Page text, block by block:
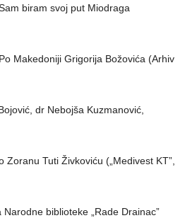
biram svoj put Miodraga
Makedoniji Grigorija Božovića (Arhiv
dr Nebojša Kuzmanović,
Tuti Živkoviću („Medivest KT”,
biblioteke „Rade Drainac”